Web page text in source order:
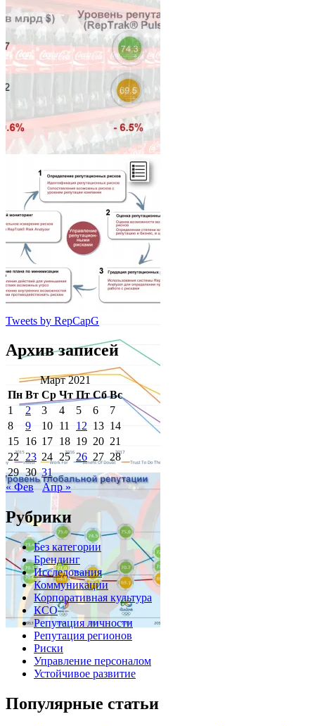
Tweets by RepCapG
Архив записей
Март 2021
Пн Вт Ср Чт Пт Сб Вс
1
2 3 4 5 6
7
8
9 10 11 12 13 14
15 16 17 18 19 20 21
22 23 24 25 26 27 28
29 30 31
« Фев
Апр »
Рубрики
Без категории
Брендинг
Исследования
Коммуникации
Корпоративная культура
КСО
Репутация личности
Репутация регионов
Риски
Управление персоналом
Устойчивое развитие
Популярные статьи